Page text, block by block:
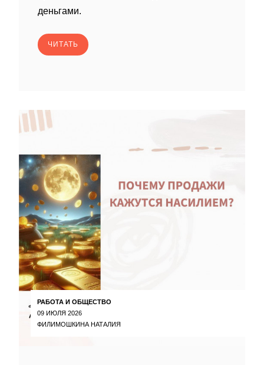
деньгами.
ЧИТАТЬ
РАБОТА И ОБЩЕСТВО
09 ИЮЛЯ 2026
ФИЛИМОШКИНА НАТАЛИЯ